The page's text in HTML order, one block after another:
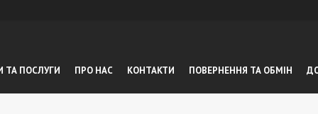
ТА ПОСЛУГИ ПРО НАС КОНТАКТИ ПОВЕРНЕННЯ ТА ОБМIН